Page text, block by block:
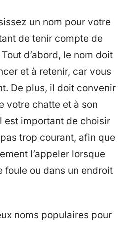
un nom pour votre
de tenir compte de
d’abord, le nom doit
et à retenir, car vous
De plus, il doit convenir
votre chatte et à son
est important de choisir
trop courant, afin que
l’appeler lorsque
foule ou dans un endroit
noms populaires pour